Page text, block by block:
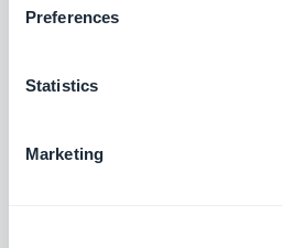
Preferences
Statistics
Marketing
décidé d'intégrer à
développement.
réaliser un travail plus